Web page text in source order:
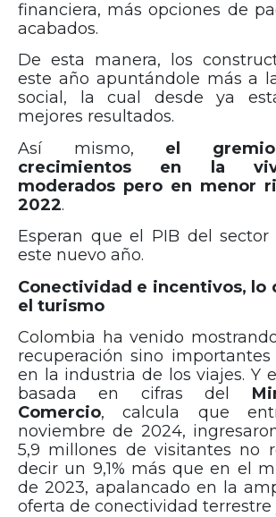
financiera, más opciones de
acabados.
De esta manera, los
este año apuntándole más a
social, la cual desde ya
mejores resultados.
Así mismo, el
crecimientos en la
moderados pero en menor
2022.
Esperan que el PIB del sector
este nuevo año.
Conectividad e incentivos, lo
el turismo
Colombia ha venido
recuperación sino
en la industria de los viajes. Y
basada en cifras del
Comercio, calcula que
noviembre de 2024,
5,9 millones de visitantes no
decir un 9,1% más que en el
de 2023, apalancado en la
oferta de conectividad terrestre